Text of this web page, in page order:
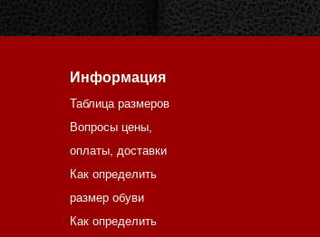
Информация
Таблица размеров
Вопросы цены,
оплаты, доставки
Как определить
размер обуви
Как определить